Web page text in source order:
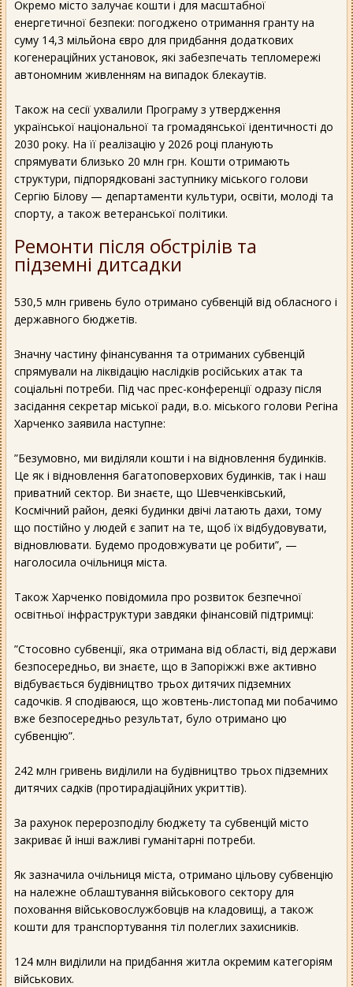
Окремо місто залучає кошти і для масштабної
енергетичної безпеки: погоджено отримання гранту на
суму 14,3 мільйона євро для придбання додаткових
когенераційних установок, які забезпечать тепломережі
автономним живленням на випадок блекаутів.
Також на сесії ухвалили Програму з утвердження
української національної та громадянської ідентичності до
2030 року. На її реалізацію у 2026 році планують
спрямувати близько 20 млн грн. Кошти отримають
структури, підпорядковані заступнику міського голови
Сергію Білову — департаменти культури, освіти, молоді та
спорту, а також ветеранської політики.
Ремонти після обстрілів та
підземні дитсадки
530,5 млн гривень було отримано субвенцій від обласного і
державного бюджетів.
Значну частину фінансування та отриманих субвенцій
спрямували на ліквідацію наслідків російських атак та
соціальні потреби. Під час прес-конференції одразу після
засідання секретар міської ради, в.о. міського голови Регіна
Харченко заявила наступне:
”Безумовно, ми виділяли кошти і на відновлення будинків.
Це як і відновлення багатоповерхових будинків, так і наш
приватний сектор. Ви знаєте, що Шевченківський,
Космічний район, деякі будинки двічі латають дахи, тому
що постійно у людей є запит на те, щоб їх відбудовувати,
відновлювати. Будемо продовжувати це робити”, —
наголосила очільниця міста.
Також Харченко повідомила про розвиток безпечної
освітньої інфраструктури завдяки фінансовій підтримці:
”Стосовно субвенції, яка отримана від області, від держави
безпосередньо, ви знаєте, що в Запоріжжі вже активно
відбувається будівництво трьох дитячих підземних
садочків. Я сподіваюся, що жовтень-листопад ми побачимо
вже безпосередньо результат, було отримано цю
субвенцію”.
242 млн гривень виділили на будівництво трьох підземних
дитячих садків (протирадіаційних укриттів).
За рахунок перерозподілу бюджету та субвенцій місто
закриває й інші важливі гуманітарні потреби.
Як зазначила очільниця міста, отримано цільову субвенцію
на належне облаштування військового сектору для
поховання військовослужбовців на кладовищі, а також
кошти для транспортування тіл полеглих захисників.
124 млн виділили на придбання житла окремим категоріям
військових.